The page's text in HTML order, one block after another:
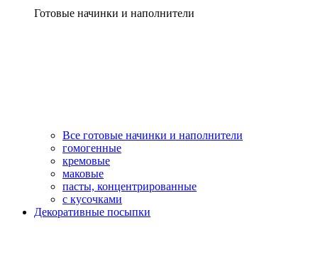
Готовые начинки и наполнители
Все готовые начинки и наполнители
гомогенные
кремовые
маковые
пасты, концентрированные
с кусочками
Декоративные посыпки